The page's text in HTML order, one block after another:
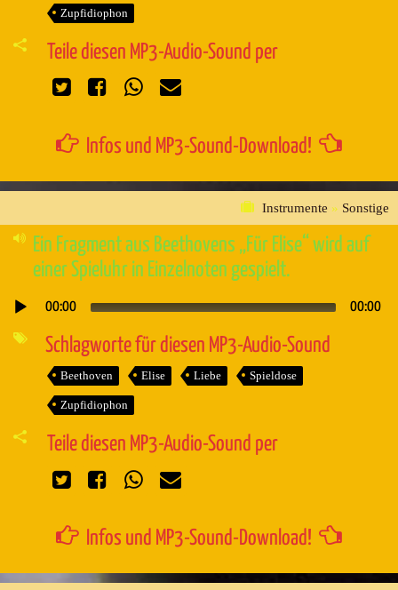
Zupfidiophon
Teile diesen MP3-Audio-Sound per
Infos und MP3-Sound-Download!
Instrumente » Sonstige
Ein Fragment aus Beethovens „Für Elise“ wird auf
einer Spieluhr in Einzelnoten gespielt.
Audio-
00:00 00:00
Schlagworte für diesen MP3-Audio-Sound
Beethoven Elise Liebe Spieldose
Zupfidiophon
Teile diesen MP3-Audio-Sound per
Infos und MP3-Sound-Download!